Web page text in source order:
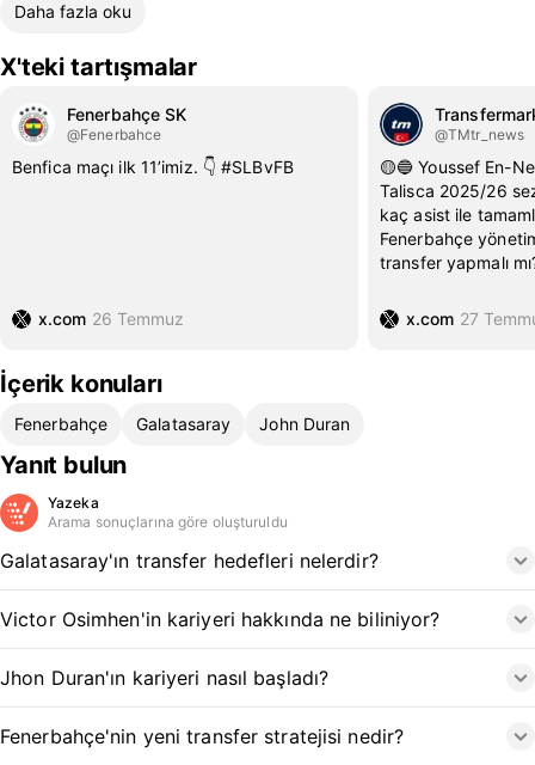
Daha fazla oku
X'teki tartışmalar
Fenerbahçe SK
@Fenerbahce
Benfica maçı ilk 11’imiz. 👇 #SLBvFB
x.com 26 Temmuz
@TMtr_news
🟡🔵 Youssef En-
Talisca 2025/26
kaç asist ile
Fenerbahçe
transfer yapmalı
x.com 27
İçerik konuları
Fenerbahçe Galatasaray John Duran
Yanıt bulun
Yazeka
Arama sonuçlarına göre oluşturuldu
Galatasaray'ın transfer hedefleri nelerdir?
Victor Osimhen'in kariyeri hakkında ne biliniyor?
Jhon Duran'ın kariyeri nasıl başladı?
Fenerbahçe'nin yeni transfer stratejisi nedir?